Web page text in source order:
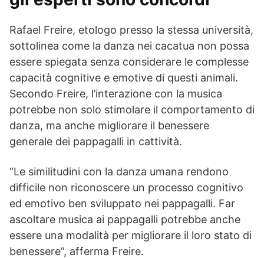
Rafael Freire, etologo presso la stessa università,
sottolinea come la danza nei cacatua non possa
essere spiegata senza considerare le complesse
capacità cognitive e emotive di questi animali.
Secondo Freire, l’interazione con la musica
potrebbe non solo stimolare il comportamento di
danza, ma anche migliorare il benessere
generale dei pappagalli in cattività.
“Le similitudini con la danza umana rendono
difficile non riconoscere un processo cognitivo
ed emotivo ben sviluppato nei pappagalli. Far
ascoltare musica ai pappagalli potrebbe anche
essere una modalità per migliorare il loro stato di
benessere”, afferma Freire.